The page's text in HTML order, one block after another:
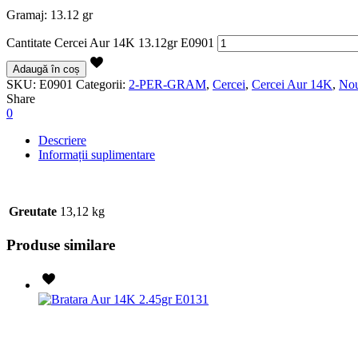
Gramaj: 13.12 gr
Cantitate Cercei Aur 14K 13.12gr E0901
Adaugă în coș
SKU: E0901 Categorii: 2-PER-GRAM, Cercei, Cercei Aur 14K,
Share
0
Descriere
Informații suplimentare
Greutate 13,12 kg
Produse similare